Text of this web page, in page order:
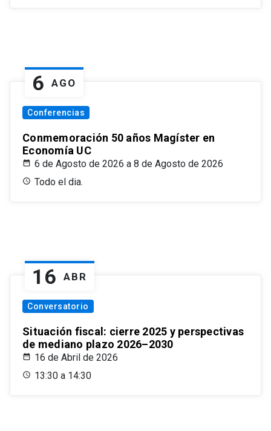
6 AGO
Conferencias
Conmemoración 50 años Magíster en
Economía UC
6 de Agosto de 2026 a 8 de Agosto de 2026
Todo el dia.
16 ABR
Conversatorio
Situación fiscal: cierre 2025 y perspectivas
de mediano plazo 2026–2030
16 de Abril de 2026
13:30 a 14:30